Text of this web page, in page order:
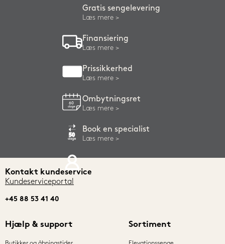
Gratis sengelevering
Læs mere
Finansiering
Læs mere
Prissikkerhed
Læs mere
Ombytningsret
Læs mere
Book en specialist
Læs mere
Kontakt kundeservice
Kundeserviceportal
+45 88 53 41 40
Hjælp & support Sortiment